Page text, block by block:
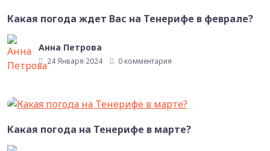
Какая погода ждет Вас на Тенерифе в феврале?
Анна Петрова
24 Января 2024 0 комментария
Какая погода на Тенерифе в марте?